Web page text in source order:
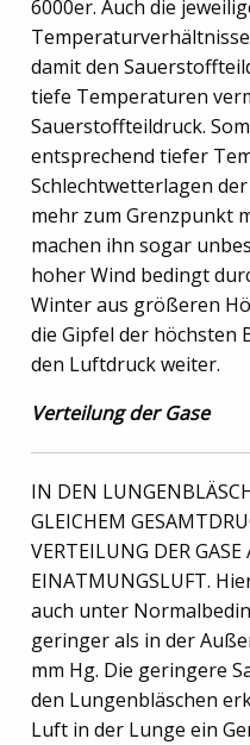
6000er. Auch die
damit den
tiefe Temperaturen
Sauerstoffteildruck.
entsprechend tiefer
Schlechtwetterlagen
mehr zum Grenzpunkt
machen ihn sogar
hoher Wind bedingt
Winter aus größeren
die Gipfel der höchsten
den Luftdruck weiter.
Verteilung der Gase
IN DEN
GLEICHEM
VERTEILUNG DER GASE
EINATMUNGSLUFT.
auch unter
geringer als in der
mm Hg. Die geringere
den Lungenbläschen
Luft in der Lunge ein